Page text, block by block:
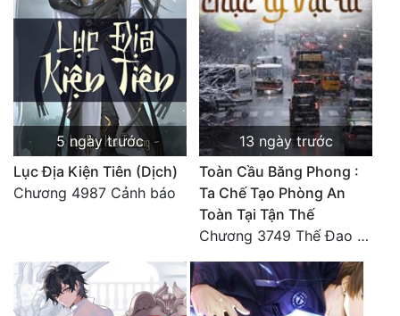
Tiểu Thuyết
Trinh Thám
Triều Đấu
Trùng Sinh
Trọng Sinh
Tội Phạm
5 ngày trước
Lục Địa Kiện Tiên (Dịch)
Chương 4987 Cảnh báo
13 ngày trước
Toàn Cầu Băng Phong :
Ta Chế Tạo Phòng An
Toàn Tại Tận Thế
Chương 3749 Thế Đao xuất kích